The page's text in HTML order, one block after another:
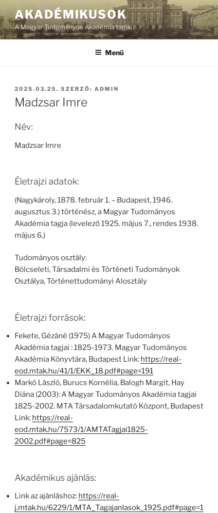
AKADÉMIKUSOK
A Magyar Tudományos Akadémia tagjai
Menü
BEKÜLDVE:
2025.03.25. SZERZŐ: ADMIN
Madzsar Imre
Név:
Madzsar Imre
Életrajzi adatok:
(Nagykároly, 1878. február 1. – Budapest, 1946.
augusztus 3.) történész, a Magyar Tudományos
Akadémia tagja (levelező 1925. május 7., rendes 1938.
május 6.)
Tudományos osztály:
Bölcseleti, Társadalmi és Történeti Tudományok
Osztálya, Történettudományi Alosztály
Életrajzi források:
Fekete, Gézáné (1975) A Magyar Tudományos
Akadémia tagjai : 1825-1973. Magyar Tudományos
Akadémia Könyvtára, Budapest Link: https://real-
eod.mtak.hu/41/1/EKK_18.pdf#page=191
Markó László, Burucs Kornélia, Balogh Margit, Hay
Diána (2003): A Magyar Tudományos Akadémia tagjai
1825-2002. MTA Társadalomkutató Központ, Budapest
Link: https://real-
eod.mtak.hu/7573/1/AMTATagjai1825-
2002.pdf#page=825
Akadémikus ajánlás:
Link az ajánláshoz: https://real-
j.mtak.hu/6229/1/MTA_Tagajanlasok_1925.pdf#page=1